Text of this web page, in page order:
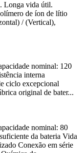
Longa vida útil.
de íon de lítio
/ (Vertical),
nominal: 120
interna
ciclo excepcional
original de bater...
nominal: 80
da bateria Vida
Conexão em série